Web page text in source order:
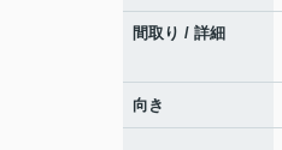
間取り / 詳細
向き